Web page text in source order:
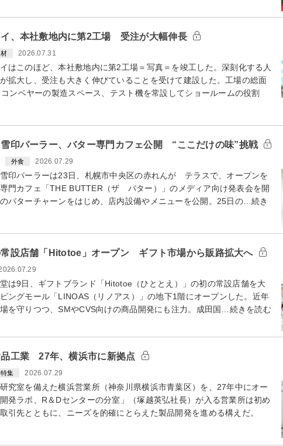
、本社敷地内に第2工場 受注が大幅伸長
2026.07.31
はこのほど、本社敷地内に第2工場＝写真＝を竣工した。深刻化する人
拡大し、受注も大きく伸びていることを受けて建設した。工場の総面
ンベヤーの製造スペース、テスト機を常設してショールームの役割
印パーラー、バター専門カフェ公開 “ここだけの味”挑戦
外食 2026.07.29
印パーラーは23日、札幌市中央区の赤れんが テラスで、オープンを
門カフェ「THE BUTTER（ザ バター）」のメディア向け発表会を開
バターチャーンをはじめ、店内設備やメニューを公開。25日の…続き
常設店舗「Hitotoe」オープン ギフト市場から販路拡大へ
は9日、ギフトブランド「Hitotoe（ひととえ）」の初の常設店舗を大
ングモール「LINOAS（リノアス）」の地下1階にオープンした。近年
を守りつつ、SMやCVS向けの商品開発にも注力。成田国…続きを読む
工業 27年、横浜市に新拠点
特集 2026.07.29
究室を備えた横浜営業所（神奈川県横浜市青葉区）を、27年中にオー
発ラボ、R＆Dセンターの分室」（塚越英弘社長）が入る営業所は初め
引先とともに、ニーズを的確にとらえた製品開発を進める構えだ。